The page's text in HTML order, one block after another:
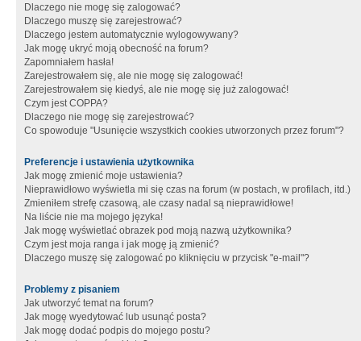
Dlaczego nie mogę się zalogować?
Dlaczego muszę się zarejestrować?
Dlaczego jestem automatycznie wylogowywany?
Jak mogę ukryć moją obecność na forum?
Zapomniałem hasła!
Zarejestrowałem się, ale nie mogę się zalogować!
Zarejestrowałem się kiedyś, ale nie mogę się już zalogować!
Czym jest COPPA?
Dlaczego nie mogę się zarejestrować?
Co spowoduje "Usunięcie wszystkich cookies utworzonych przez forum"?
Preferencje i ustawienia użytkownika
Jak mogę zmienić moje ustawienia?
Nieprawidłowo wyświetla mi się czas na forum (w postach, w profilach, itd.)
Zmieniłem strefę czasową, ale czasy nadal są nieprawidłowe!
Na liście nie ma mojego języka!
Jak mogę wyświetlać obrazek pod moją nazwą użytkownika?
Czym jest moja ranga i jak mogę ją zmienić?
Dlaczego muszę się zalogować po kliknięciu w przycisk "e-mail"?
Problemy z pisaniem
Jak utworzyć temat na forum?
Jak mogę wyedytować lub usunąć posta?
Jak mogę dodać podpis do mojego postu?